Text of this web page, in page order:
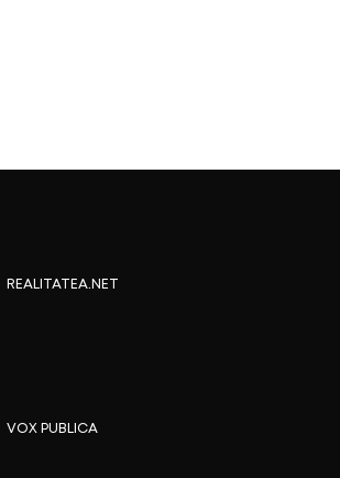
REALITATEA.NET
VOX PUBLICA